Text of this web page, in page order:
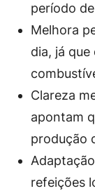
período
Melhora
dia, já
Clareza
apontam
produção
refeições